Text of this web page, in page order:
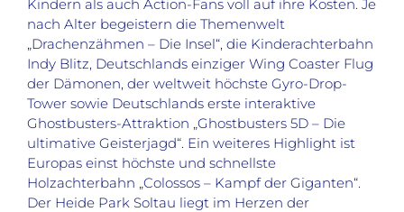
Kindern als auch Action-Fans voll auf ihre Kosten. Je
nach Alter begeistern die Themenwelt
„Drachenzähmen – Die Insel“, die Kinderachterbahn
Indy Blitz, Deutschlands einziger Wing Coaster Flug
der Dämonen, der weltweit höchste Gyro-Drop-
Tower sowie Deutschlands erste interaktive
Ghostbusters-Attraktion „Ghostbusters 5D – Die
ultimative Geisterjagd“. Ein weiteres Highlight ist
Europas einst höchste und schnellste
Holzachterbahn „Colossos – Kampf der Giganten“.
Der Heide Park Soltau liegt im Herzen der